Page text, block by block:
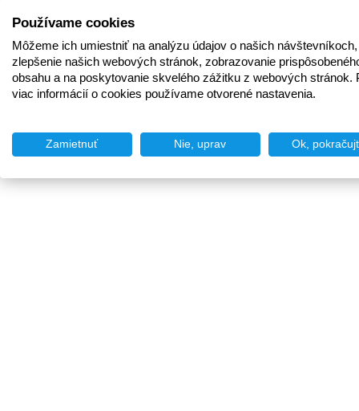
Používame cookies
Môžeme ich umiestniť na analýzu údajov o našich
zlepšenie našich webových stránok, zobrazovanie
obsahu a na poskytovanie skvelého zážitku z webových stránok.
viac informácií o cookies používame otvorené nastavenia.
Zamietnuť Nie, uprav Ok,